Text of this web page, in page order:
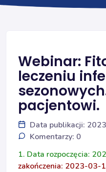
Webinar:
leczeniu
pacjentowi.
Data publikacji:
Komentarzy: 0
1. Data rozpoczęcia:
zakończenia: 2023-03-